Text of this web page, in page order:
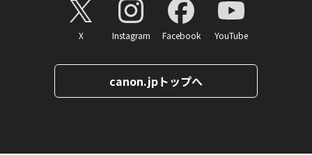
X Instagram Facebook YouTube
canon.jpトップへ